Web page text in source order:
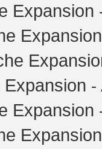
Expansion
Expansion
-
Expansion
Expansion